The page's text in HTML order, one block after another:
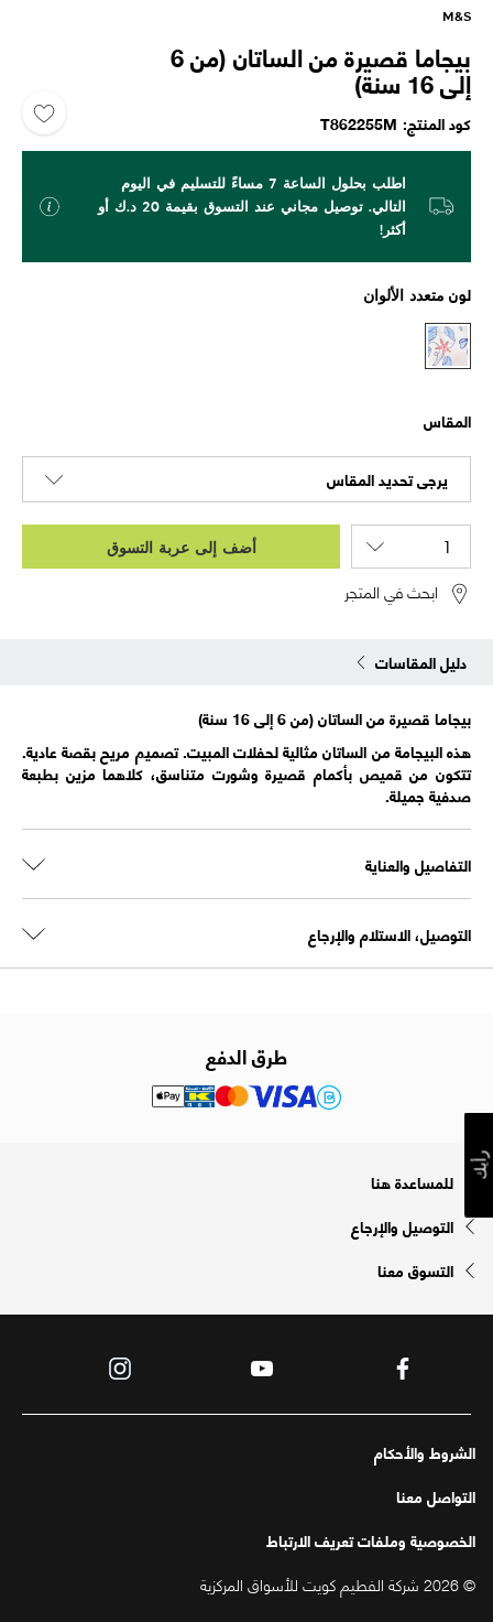
M&S
بيجاما قصيرة من الساتان (من 6
إلى 16 سنة)
كود المنتج T862255M
اطلب بحلول الساعة 7 مساءً للتسليم في اليوم
التالي. توصيل مجاني عند التسوق بقيمة 20 د.ك أو
أكثر!
لون متعدد الألوان
المقاس
يرجى تحديد المقاس
أضف إلى عربة التسوق
ابحث في المتجر
دليل المقاسات
بيجاما قصيرة من الساتان (من 6 إلى 16 سنة)
هذه البيجامة من الساتان مثالية لحفلات المبيت. تصميم مريح بقصة عادية.
تتكون من قميص بأكمام قصيرة وشورت متناسق، كلاهما مزين بطبعة
صدفية جميلة.
التفاصيل والعناية
التوصيل، الاستلام والإرجاع
طرق الدفع
للمساعدة هنا
التوصيل والإرجاع
التسوق معنا
الشروط والأحكام
التواصل معنا
الخصوصية وملفات تعريف الارتباط
© 2026 شركة الفطيم كويت للأسواق المركزية
رأيك